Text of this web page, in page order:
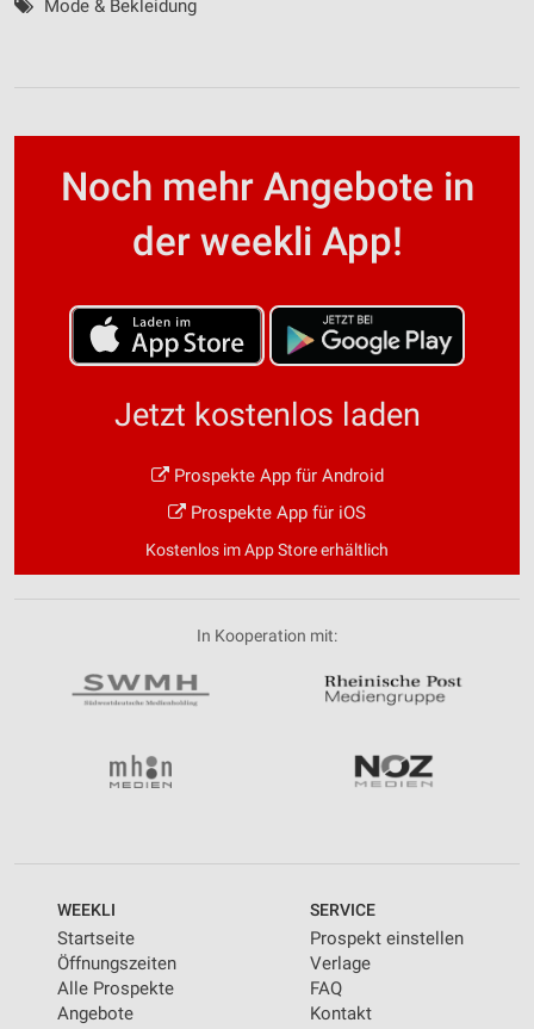
Mode & Bekleidung
Noch mehr Angebote in
der weekli App!
Jetzt kostenlos laden
Prospekte App für Android
Prospekte App für iOS
Kostenlos im App Store erhältlich
In Kooperation mit:
WEEKLI
Startseite
Öffnungszeiten
Alle Prospekte
Angebote
SERVICE
Prospekt einstellen
Verlage
FAQ
Kontakt